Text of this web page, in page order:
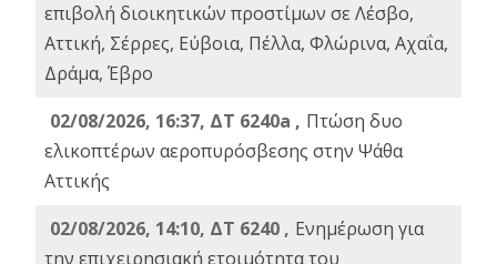
επιβολή διοικητικών προστίμων σε Λέσβο,
Αττική, Σέρρες, Εύβοια, Πέλλα, Φλώρινα, Αχαΐα,
Δράμα, Έβρο
02/08/2026, 16:37, ΔΤ 6240a , Πτώση δυο
ελικοπτέρων αεροπυρόσβεσης στην Ψάθα
Αττικής
02/08/2026, 14:10, ΔΤ 6240 , Ενημέρωση για
την επιχειρησιακή ετοιμότητα του